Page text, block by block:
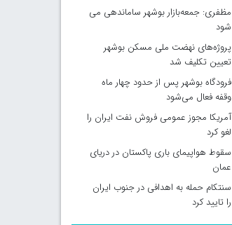
مظفری: جمعه‌بازار بوشهر ساماندهی می‌
شود
پروژه‌های نهضت ملی مسکن بوشهر
تعیین تکلیف شد
فرودگاه بوشهر پس از حدود چهار ماه
وقفه فعال می‌شود
آمریکا مجوز عمومی فروش نفت ایران را
لغو کرد
سقوط هواپیمای باری پاکستان در دریای
عمان
سنتکام حمله به اهدافی در جنوب ایران
را تایید کرد